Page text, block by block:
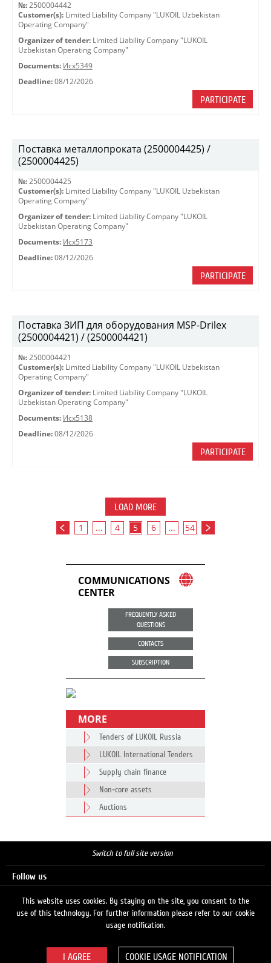
№: 2500004442
Customer(s): Limited Liability Company "LUKOIL Uzbekistan
Operating Company"
Organizer of tender: Limited Liability Company "LUKOIL
Uzbekistan Operating Company"
Documents: Исх5349
Deadline: 08/12/2026
PARTICIPATE
Поставка металлопроката (2500004425) /
(2500004425)
№: 2500004425
Customer(s): Limited Liability Company "LUKOIL Uzbekistan
Operating Company"
Organizer of tender: Limited Liability Company "LUKOIL
Uzbekistan Operating Company"
Documents: Исх5173
Deadline: 08/12/2026
PARTICIPATE
Поставка ЗИП для оборудования MSP-Drilex
(2500004421) / (2500004421)
№: 2500004421
Customer(s): Limited Liability Company "LUKOIL Uzbekistan
Operating Company"
Organizer of tender: Limited Liability Company "LUKOIL
Uzbekistan Operating Company"
Documents: Исх5138
Deadline: 08/12/2026
PARTICIPATE
LOAD MORE
1 ... 4 5 6 ... 54
COMMUNICATIONS
CENTER
FREQUENTLY ASKED
QUESTIONS
CONTACTS
SUBSCRIPTION
MORE
Tenders of LUKOIL Russia
LUKOIL International Tenders
Supply chain finance
Non-core assets
Auctions
Switch to full site version
Follow us
This website uses cookies. By staying on the site, you consent to the
use of this technology. For further information please refer to our cookie
usage notification.
COOKIE USAGE NOTIFICATION